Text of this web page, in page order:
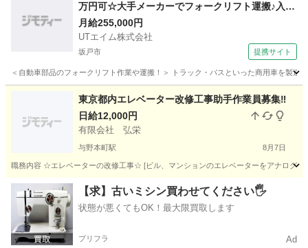
万円可☆大手メーカーでフォークリフト運搬♪入社
祝い金や期間満了金あり◎20代～50代の男性活躍
中！＜東京都日野市＞
月給255,000円
UTエイム株式会社
坂戸市 提携サイト
＜自動車部品のフォークリフト作業や運搬！＞ トラック・バスといった商用車を製
大工
東京都内エレベーター改修工事助手作業員募集‼️
日給12,000円
有限会社 弘栄
与野本町駅 8月7日
職務内容 ☆エレベーターの改修工事☆ [ビル、マンションのエレベーターをアナログ
埼玉 さいたま市 与野本町駅 その他 給料
【求】古いミシン買わせてください🖐️
状態が悪くてもOK！最大限買取します
プリフラ Ad